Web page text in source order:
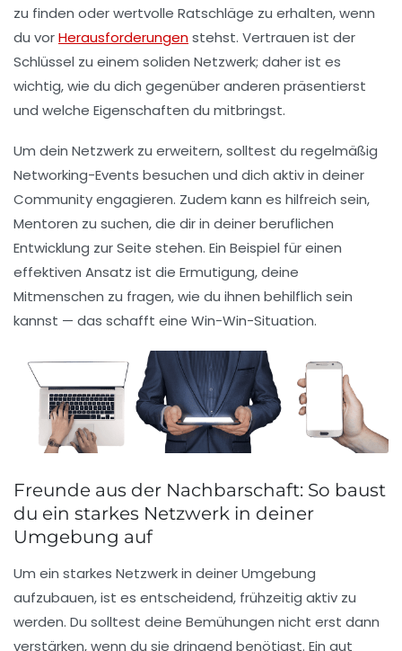
zu finden oder wertvolle Ratschläge zu erhalten, wenn
du vorHerausforderungenstehst. Vertrauen ist der
Schlüssel zu einem soliden Netzwerk; daher ist es
wichtig, wie du dich gegenüber anderen präsentierst
und welche Eigenschaften du mitbringst.
Um dein Netzwerk zu erweitern, solltest du regelmäßig
Networking-Events besuchen und dich aktiv in deiner
Community engagieren. Zudem kann es hilfreich sein,
Mentoren zu suchen, die dir in deiner beruflichen
Entwicklung zur Seite stehen. Ein Beispiel für einen
effektiven Ansatz ist die Ermutigung, deine
Mitmenschen zu fragen, wie du ihnen behilflich sein
kannst — das schafft eine Win-Win-Situation.
Freunde aus der Nachbarschaft: So baust
du ein starkes Netzwerk in deiner
Umgebung auf
Um ein starkes Netzwerk in deiner Umgebung
aufzubauen, ist es entscheidend, frühzeitig aktiv zu
werden. Du solltest deine Bemühungen nicht erst dann
verstärken, wenn du sie dringend benötigst. Ein gut